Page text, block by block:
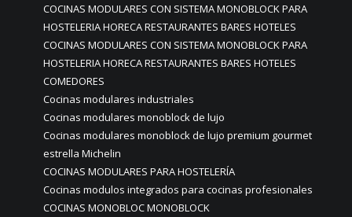
COCINAS MODULARES CON SISTEMA MONOBLOCK PARA
HOSTELERIA HORECA RESTAURANTES BARES HOTELES
COCINAS MODULARES CON SISTEMA MONOBLOCK PARA
HOSTELERIA HORECA RESTAURANTES BARES HOTELES
COMEDORES
Cocinas modulares industriales
Cocinas modulares monoblock de lujo
Cocinas modulares monoblock de lujo premium gourmet
estrella Michelin
COCINAS MODULARES PARA HOSTELERÍA
Cocinas modulos integrados para cocinas profesionales
COCINAS MONOBLOC MONOBLOCK